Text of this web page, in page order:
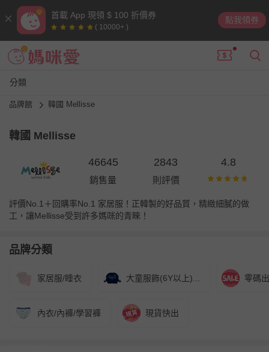
首載 App 現領 $ 100 折價券
( 10000+ )
點我領券
分類
品牌館 韓國 Mellisse
韓國 Mellisse
46645
銷售量
2843
則評價
4.8
評價No.1＋回購率No.1 家居服！正韓製的好品質，精緻細膩的做
工，讓Mellisse受到許多媽咪的青睞！
品牌分類
家居服/睡衣 大童服飾(6Y以上)... 零碼
內衣/內褲/學習褲 現貨快出